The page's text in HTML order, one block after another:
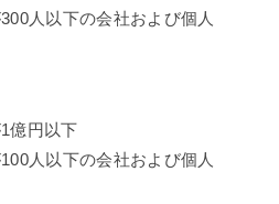
人以下の会社および個人
億円以下
人以下の会社および個人